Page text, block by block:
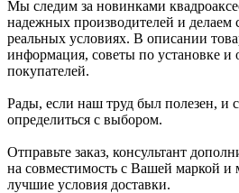
Мы следим за новинками
надежных производителей и делаем
реальных условиях. В описании
информация, советы по установке и
покупателей.
Рады, если наш труд был полезен, и
определиться с выбором.
Отправьте заказ, консультант
на совместимость с Вашей маркой
лучшие условия доставки.